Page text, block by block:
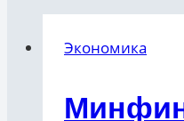
Экономика